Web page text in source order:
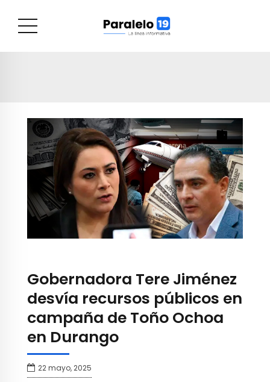
Gobernadora Tere Jiménez
desvía recursos públicos en
campaña de Toño Ochoa
en Durango
22 mayo, 2025